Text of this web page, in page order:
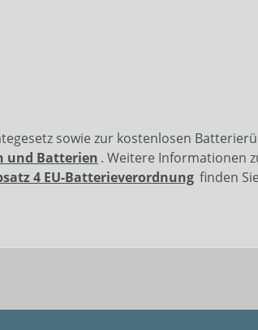
sowie zur kostenlosen
und Batterien . Weitere Informationen
4 EU-Batterieverordnung finden